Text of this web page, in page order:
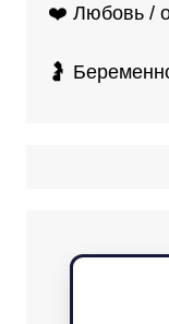
❤️ Любовь /
🤰